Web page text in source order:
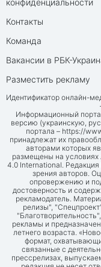
Контакты
Команда
Вакансии в РБК-
Разместить рекламу
Идентификатор онлайн-
Информационный
версию (украинскую,
портала – https://
принадлежат их
авторами которых
размещены на условиях
4.0 International.
зрения авторов.
опровержению и
достоверность и
рекламодатель.
релизы",
рекламы и
летнего возраста.
формат,
связанные с
прессрелизах,